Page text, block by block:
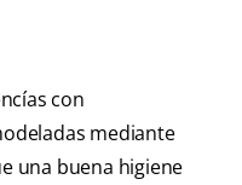
con
mediante
una buena higiene